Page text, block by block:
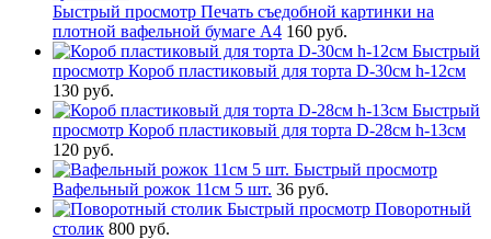
Быстрый просмотр Печать съедобной картинки на
плотной вафельной бумаге А4 160 руб.
Быстрый
просмотр Короб пластиковый для торта D-30см h-12см
130 руб.
Быстрый
просмотр Короб пластиковый для торта D-28см h-13см
120 руб.
Быстрый просмотр
Вафельный рожок 11см 5 шт. 36 руб.
Быстрый просмотр Поворотный
столик 800 руб.